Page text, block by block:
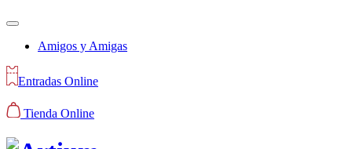
Amigos y Amigas
Entradas Online
Tienda Online